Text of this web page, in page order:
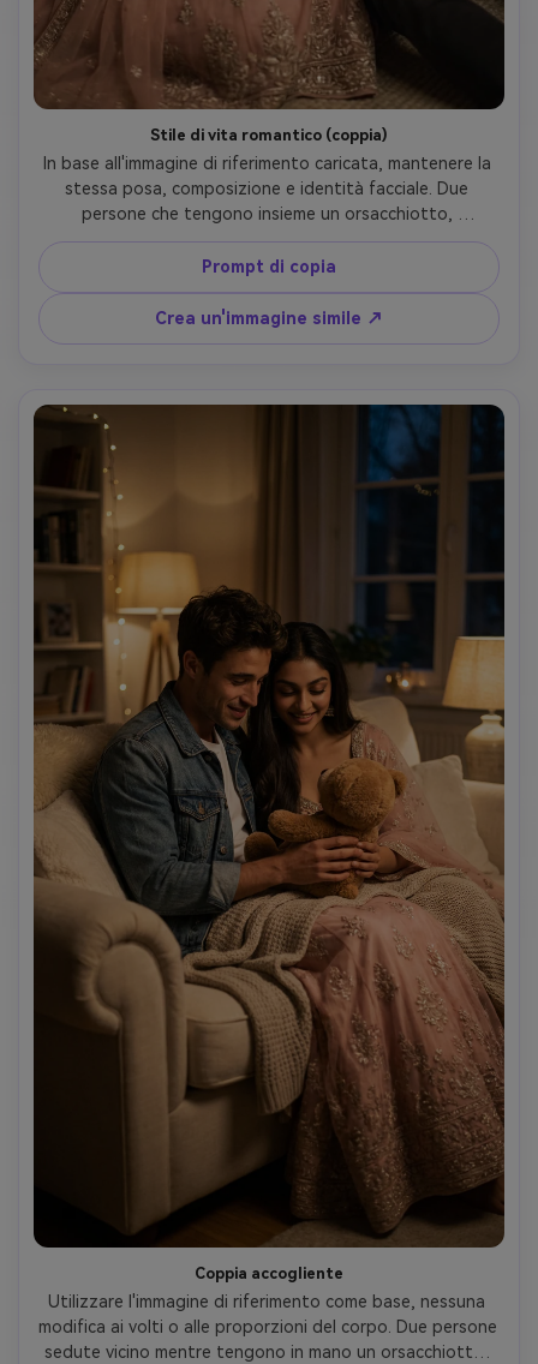
Stile di vita romantico (coppia)
In base all'immagine di riferimento caricata, mantenere la
stessa posa, composizione e identità facciale. Due
persone che tengono insieme un orsacchiotto,
illuminazione calda e morbida, ambiente interno
accogliente, espressioni delicate, texture naturale della
pelle, profondità di campo bassa, bokeh cinematografico,
fotografia commerciale di fascia alta, ultra-realistico, 4K
Prompt di copia
Crea un'immagine simile ↗
Coppia accogliente
Utilizzare l'immagine di riferimento come base, nessuna
modifica ai volti o alle proporzioni del corpo. Due persone
sedute vicino mentre tengono in mano un orsacchiotto,